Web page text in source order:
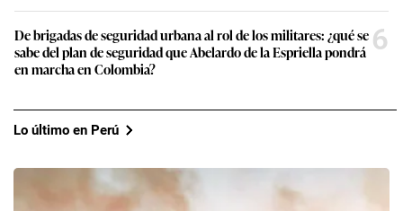
De brigadas de seguridad urbana al rol de los militares: ¿qué se
sabe del plan de seguridad que Abelardo de la Espriella pondrá
en marcha en Colombia?
6
Lo último en Perú